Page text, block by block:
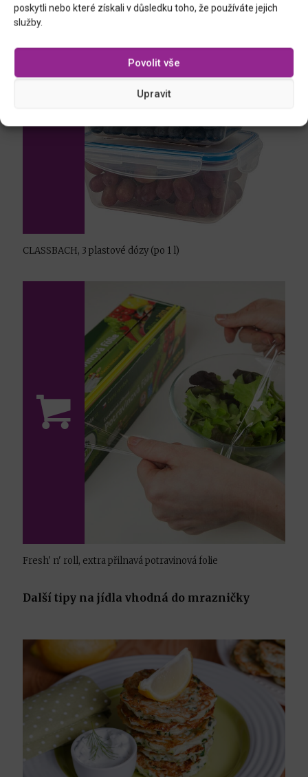
poskytli nebo které získali v důsledku toho, že používáte jejich
služby.
Povolit vše
Upravit
CLASSBACH, 3 plastové dózy (po 1 l)
Fresh' n' roll, extra přilnavá potravinová folie
Další tipy na jídla vhodná do mrazničky